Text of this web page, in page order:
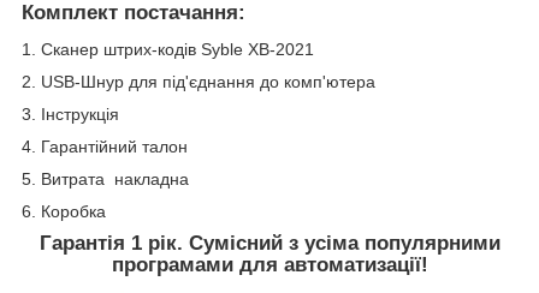
Комплект постачання:
1. Сканер штрих-кодів Syble XB-2021
2. USB-Шнур для під'єднання до комп'ютера
3. Інструкція
4. Гарантійний талон
5. Витрата накладна
6. Коробка
Гарантія 1 рік. Сумісний з усіма популярними
програмами для автоматизації!